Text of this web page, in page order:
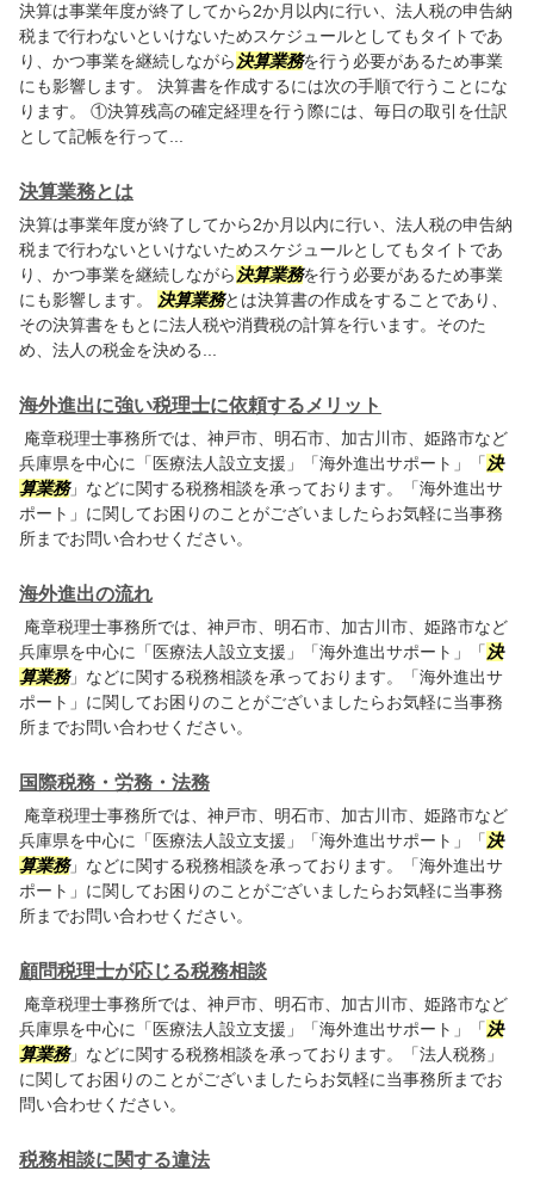
決算は事業年度が終了してから2か月以内に行い、法人税の申告納
税まで行わないといけないためスケジュールとしてもタイトであ
り、かつ事業を継続しながら 決算業務を行う必要があるため事業
にも影響します。 決算書を作成するには次の手順で行うことにな
ります。 ①決算残高の確定経理を行う際には、毎日の取引を仕訳
として記帳を行って...
決算業務とは
決算は事業年度が終了してから2か月以内に行い、法人税の申告納
税まで行わないといけないためスケジュールとしてもタイトであ
り、かつ事業を継続しながら 決算業務を行う必要があるため事業
にも影響します。
決算業務とは決算書の作成をすることであり、
その決算書をもとに法人税や消費税の計算を行います。そのた
め、法人の税金を決める...
海外進出に強い税理士に依頼するメリット
庵章税理士事務所では、神戸市、明石市、加古川市、姫路市など
兵庫県を中心に「医療法人設立支援」「海外進出サポート」「 決
算業務」などに関する税務相談を承っております。「海外進出サ
ポート」に関してお困りのことがございましたらお気軽に当事務
所までお問い合わせください。
海外進出の流れ
庵章税理士事務所では、神戸市、明石市、加古川市、姫路市など
兵庫県を中心に「医療法人設立支援」「海外進出サポート」「 決
算業務」などに関する税務相談を承っております。「海外進出サ
ポート」に関してお困りのことがございましたらお気軽に当事務
所までお問い合わせください。
国際税務・労務・法務
庵章税理士事務所では、神戸市、明石市、加古川市、姫路市など
兵庫県を中心に「医療法人設立支援」「海外進出サポート」「 決
算業務」などに関する税務相談を承っております。「海外進出サ
ポート」に関してお困りのことがございましたらお気軽に当事務
所までお問い合わせください。
顧問税理士が応じる税務相談
庵章税理士事務所では、神戸市、明石市、加古川市、姫路市など
兵庫県を中心に「医療法人設立支援」「海外進出サポート」「 決
算業務」などに関する税務相談を承っております。「法人税務」
に関してお困りのことがございましたらお気軽に当事務所までお
問い合わせください。
税務相談に関する違法